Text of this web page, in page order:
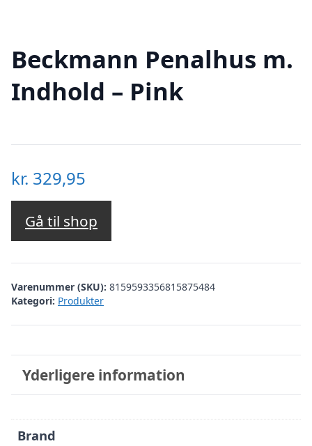
Beckmann Penalhus m.
Indhold – Pink
kr. 329,95
Gå til shop
Varenummer (SKU): 8159593356815875484
Kategori: Produkter
Yderligere information
Brand